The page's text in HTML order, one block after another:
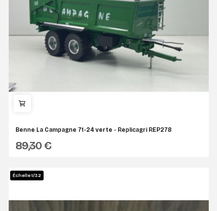
Benne La Campagne 71-24 verte - Replicagri REP278
REPLICAGRI
89,30 €
Échelle 1/32